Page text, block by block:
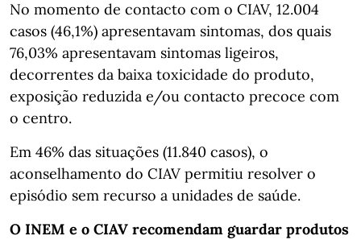
No momento de contacto com o CIAV, 12.004
casos (46,1%) apresentavam sintomas, dos quais
76,03% apresentavam sintomas ligeiros,
decorrentes da baixa toxicidade do produto,
exposição reduzida e/ou contacto precoce com
o centro.
Em 46% das situações (11.840 casos), o
aconselhamento do CIAV permitiu resolver o
episódio sem recurso a unidades de saúde.
O INEM e o CIAV recomendam guardar produtos